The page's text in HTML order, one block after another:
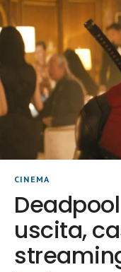
CINEMA
uscita,